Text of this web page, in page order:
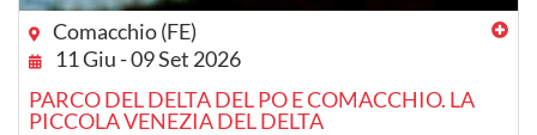
Comacchio (FE)
11 Giu - 09 Set 2026
PARCO DEL DELTA DEL PO E COMACCHIO. LA
PICCOLA VENEZIA DEL DELTA